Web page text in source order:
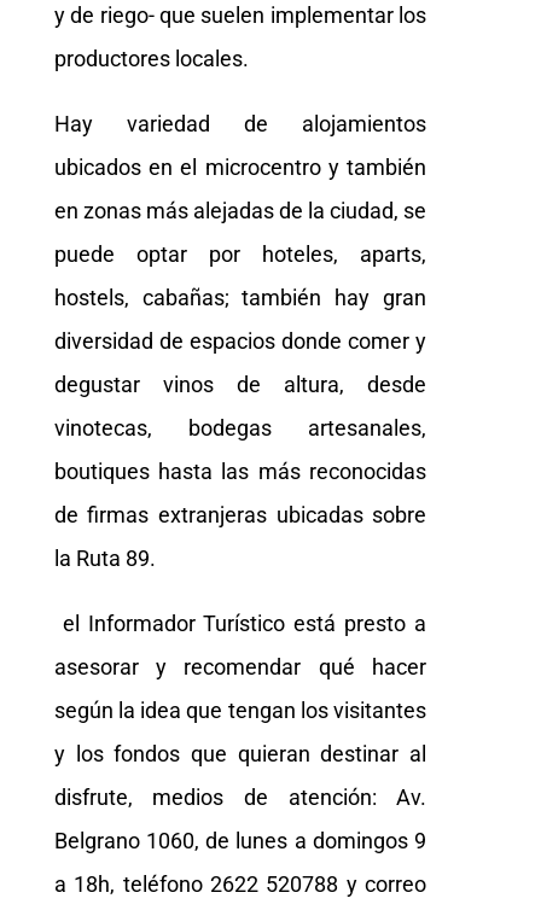
y de riego- que suelen implementar los
productores locales.
Hay variedad de alojamientos
ubicados en el microcentro y también
en zonas más alejadas de la ciudad, se
puede optar por hoteles, aparts,
hostels, cabañas; también hay gran
diversidad de espacios donde comer y
degustar vinos de altura, desde
vinotecas, bodegas artesanales,
boutiques hasta las más reconocidas
de firmas extranjeras ubicadas sobre
la Ruta 89.
el Informador Turístico está presto a
asesorar y recomendar qué hacer
según la idea que tengan los visitantes
y los fondos que quieran destinar al
disfrute, medios de atención: Av.
Belgrano 1060, de lunes a domingos 9
a 18h, teléfono 2622 520788 y correo